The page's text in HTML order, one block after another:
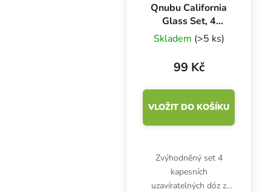
Qnubu California
Glass Set, 4
sklenice +
zkumavka s
korkovým
špuntem
Skladem (>5 ks)
99 Kč
VLOŽIT DO KOŠÍKU
Zvýhodněný set 4
kapesních
uzavíratelných dóz z